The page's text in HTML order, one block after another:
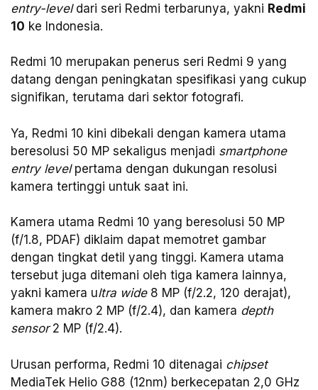
entry-leveldari seri Redmi terbarunya, yakni Redmi
10 ke Indonesia.
Redmi 10 merupakan penerus seri Redmi 9 yang
datang dengan peningkatan spesifikasi yang cukup
signifikan, terutama dari sektor fotografi.
Ya, Redmi 10 kini dibekali dengan kamera utama
beresolusi 50 MP sekaligus menjadi smartphone
entry level pertama dengan dukungan resolusi
kamera tertinggi untuk saat ini.
Kamera utama Redmi 10 yang beresolusi 50 MP
(f/1.8, PDAF) diklaim dapat memotret gambar
dengan tingkat detil yang tinggi. Kamera utama
tersebut juga ditemani oleh tiga kamera lainnya,
yakni kamera ultra wide8 MP (f/2.2, 120 derajat),
kamera makro 2 MP (f/2.4), dan kamera depth
sensor2 MP (f/2.4).
Urusan performa, Redmi 10 ditenagai chipset
MediaTek Helio G88 (12nm) berkecepatan 2,0 GHz